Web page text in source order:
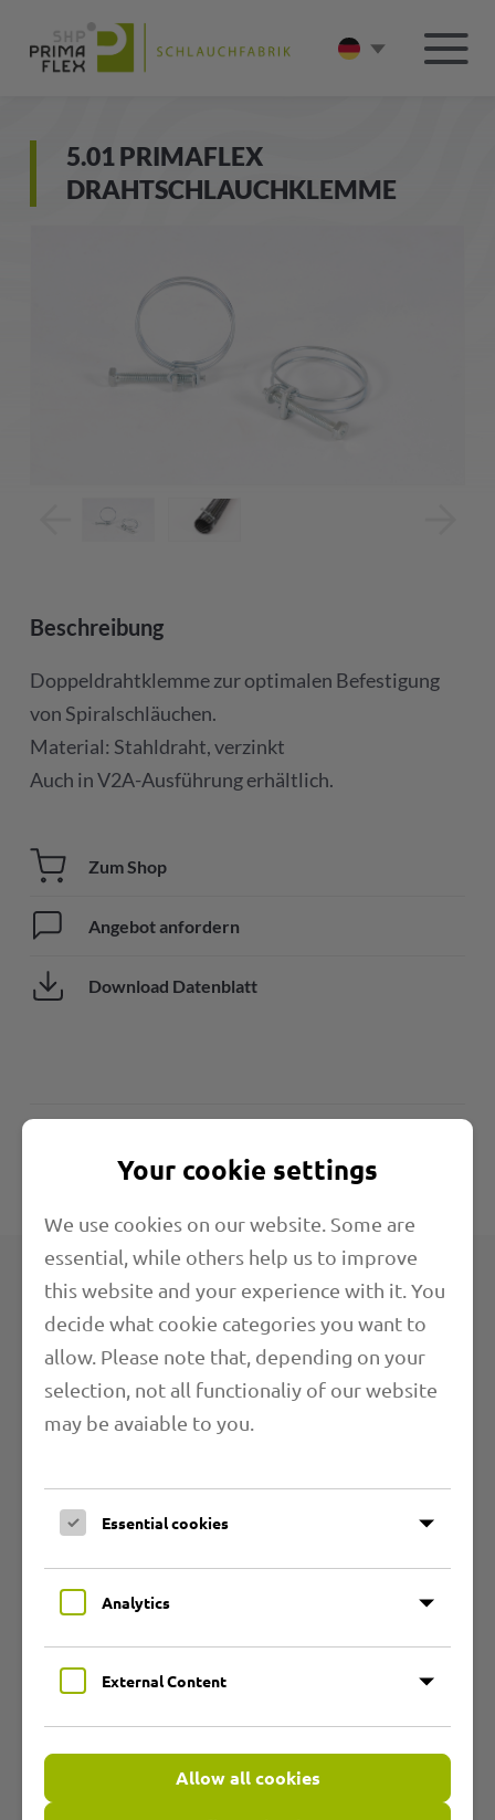
5.01 PRIMAFLEX
DRAHTSCHLAUCHKLEMME
Beschreibung
Doppeldrahtklemme zur optimalen Befestigung
von Spiralschläuchen.
Material: Stahldraht, verzinkt
Auch in V2A-Ausführung erhältlich.
Zum Shop
Angebot anfordern
Download Datenblatt
Produktgruppen
Übersicht
PU-Schläuche
Heißluftschläuche
Hochtemperaturschläuche
Zubehör
Unternehmen
Your cookie settings
We use cookies on our website. Some are
essential, while others help us to improve
this website and your experience with it. You
decide what cookie categories you want to
allow. Please note that, depending on your
selection, not all functionaliy of our website
may be avaiable to you.
Essential cookies
Analytics
External Content
Allow all cookies